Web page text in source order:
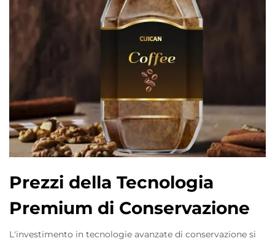
Prezzi della Tecnologia
Premium di Conservazione
L'investimento in tecnologie avanzate di conservazione si